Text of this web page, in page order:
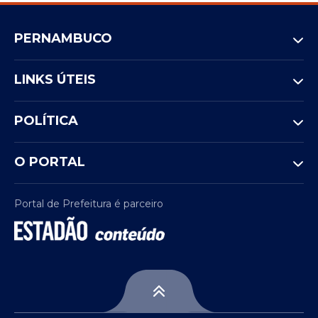
PERNAMBUCO
LINKS ÚTEIS
POLÍTICA
O PORTAL
Portal de Prefeitura é parceiro